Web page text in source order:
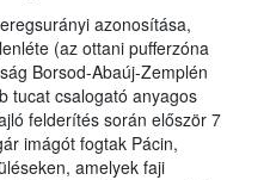
azonosítása,
(az ottani pufferzóna
Borsod-Abaúj-Zemplén
tucat csalogató anyagos
felderítés során először 7
imágót fogtak Pácin,
amelyek faji